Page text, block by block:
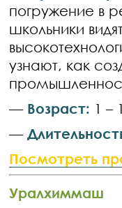
погружение в
школьники
узнают, как
— Возраст: 1 –
—
Посмотреть
Уралхиммаш